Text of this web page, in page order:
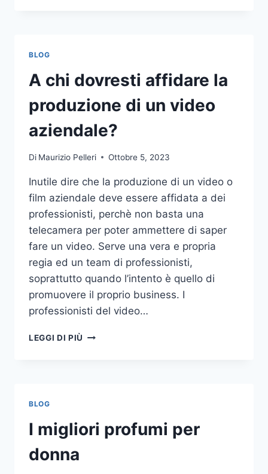
NELLE
SCOMMESSE
SPORTIVE
ONLINE
BLOG
A chi dovresti affidare la
produzione di un video
aziendale?
Di Maurizio Pelleri Ottobre 5, 2023
Inutile dire che la produzione di un video o
film aziendale deve essere affidata a dei
professionisti, perchè non basta una
telecamera per poter ammettere di saper
fare un video. Serve una vera e propria
regia ed un team di professionisti,
soprattutto quando l’intento è quello di
promuovere il proprio business. I
professionisti del video…
LEGGI DI PIÙ
VIDEO
BLOG
I migliori profumi per
donna